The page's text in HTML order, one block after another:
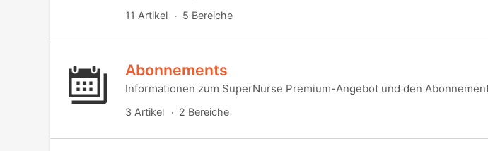
11 Artikel 5 Bereiche
Abonnements
Informationen zum SuperNurse Premium-Angebot und den
3 Artikel 2 Bereiche